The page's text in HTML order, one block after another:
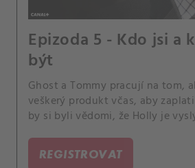
Epizoda 5 - Kdo jsi a
být
Ghost a Tommy pracují na tom,
veškerý produkt včas, aby
by si byli vědomi, že Holly je
REGISTROVAT